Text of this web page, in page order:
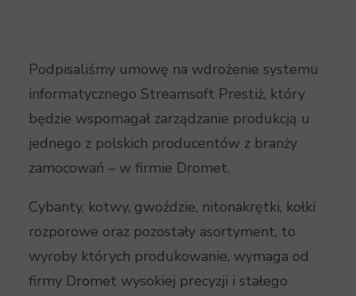
Podpisaliśmy umowę na wdrożenie systemu
informatycznego Streamsoft Prestiż, który
będzie wspomagał zarządzanie produkcją u
jednego z polskich producentów z branży
zamocowań – w firmie Dromet.
Cybanty, kotwy, gwoździe, nitonakrętki, kołki
rozporowe oraz pozostały asortyment, to
wyroby których produkowanie, wymaga od
firmy Dromet wysokiej precyzji i stałego